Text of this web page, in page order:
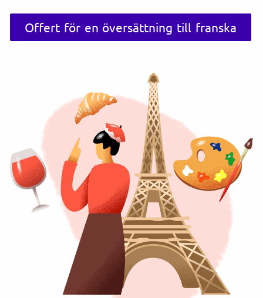
Offert för en översättning till franska